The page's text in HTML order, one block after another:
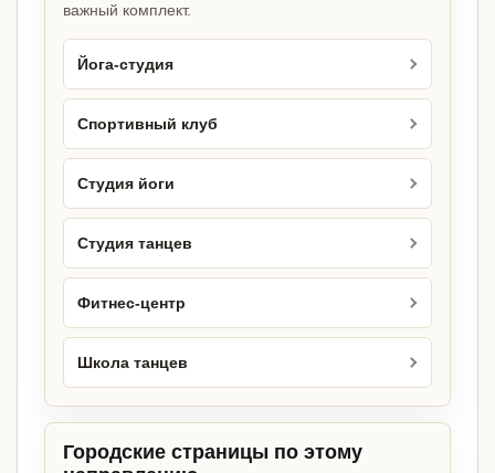
важный комплект.
Йога-студия
Спортивный клуб
Студия йоги
Студия танцев
Фитнес-центр
Школа танцев
Городские страницы по этому